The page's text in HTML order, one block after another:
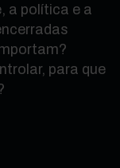
a política e a
para que